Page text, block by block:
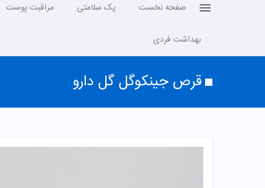
صفحه نخست پک سلامتی مراقبت پوست
بهداشت فردی
قرص جینکوگل گل دارو